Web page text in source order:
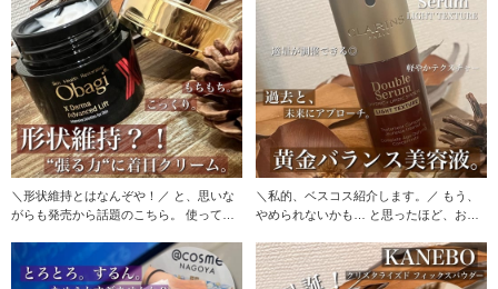
＼形状維持とはなんぞや！／ と、思いな
がらも発売から話題のこちら。 使ってす
＼私的、ベスコス紹介します。／ もう、
やめられないかも… と思ったほど、お気